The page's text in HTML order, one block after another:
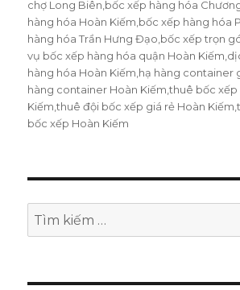
chợ Long Biên bốc xếp hàng hóa
hàng hóa Hoàn Kiếm bốc xếp hàng hóa
hàng hóa Trần Hưng Đạo bốc xếp trọn
vụ bốc xếp hàng hóa quận Hoàn Kiếm
hàng hóa Hoàn Kiếm hạ hàng container
hàng container Hoàn Kiếm ,thuê bốc xếp
Kiếm ,thuê đội bốc xếp giá rẻ Hoàn Kiếm ,
bốc xếp Hoàn Kiếm
Tìm
kiếm: